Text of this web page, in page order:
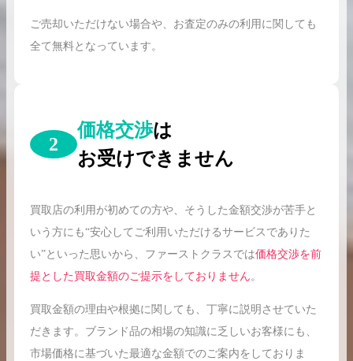
ご売却いただけない場合や、お査定のみの利用に関しても
全て無料となっています。
2
価格交渉は
お受けできません
買取店の利用が初めての方や、そうした金額交渉が苦手と
いう方にも“安心してご利用いただけるサービスでありた
い”といった思いから、ファーストクラスでは価格交渉を前
提とした買取金額のご提示をしておりません。
買取金額の理由や根拠に関しても、丁寧に説明させていた
だきます。ブランド品の相場の知識に乏しいお客様にも、
市場価格に基づいた最適な金額でのご案内をしておりま